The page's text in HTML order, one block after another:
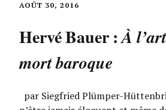
AOÛT 30, 2016
Hervé Bauer :À
mort baroque
par Siegfried Plümper-